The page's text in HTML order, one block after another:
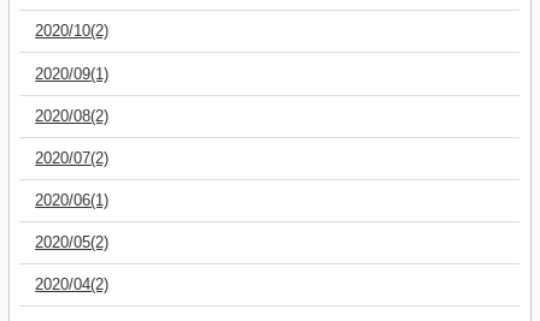
2020/10(2)
2020/09(1)
2020/08(2)
2020/07(2)
2020/06(1)
2020/05(2)
2020/04(2)